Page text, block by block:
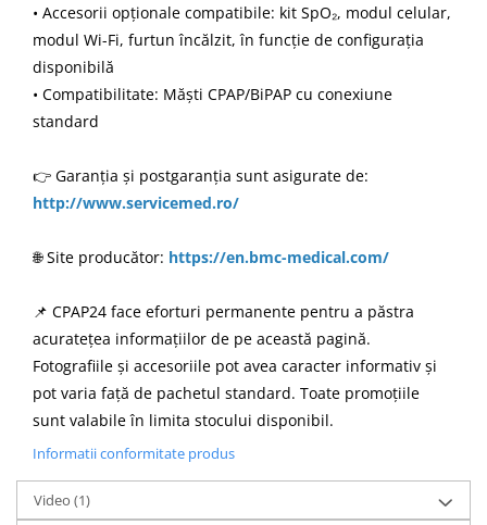
• Accesorii opționale compatibile: kit SpO₂, modul celular,
modul Wi-Fi, furtun încălzit, în funcție de configurația
disponibilă
• Compatibilitate: Măști CPAP/BiPAP cu conexiune
standard
👉 Garanția și postgaranția sunt asigurate de:
http://www.servicemed.ro/
🌐 Site producător: https://en.bmc-medical.com/
📌 CPAP24 face eforturi permanente pentru a păstra
acuratețea informațiilor de pe această pagină.
Fotografiile și accesoriile pot avea caracter informativ și
pot varia față de pachetul standard. Toate promoțiile
sunt valabile în limita stocului disponibil.
Informatii conformitate produs
Video (1)